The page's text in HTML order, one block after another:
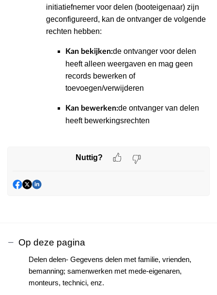
initiatiefnemer voor delen (booteigenaar) zijn
geconfigureerd, kan de ontvanger de volgende
rechten hebben:
Kan bekijken:de ontvanger voor delen
heeft alleen weergaven en mag geen
records bewerken of
toevoegen/verwijderen
Kan bewerken:de ontvanger van delen
heeft bewerkingsrechten
Nuttig?
Op deze pagina
Delen delen- Gegevens delen met familie, vrienden,
bemanning; samenwerken met mede-eigenaren,
monteurs, technici, enz.